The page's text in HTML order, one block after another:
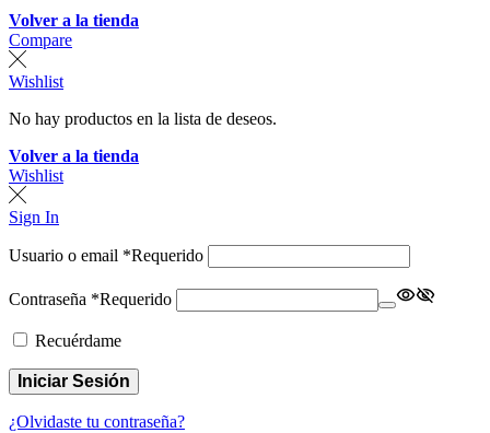
Volver a la tienda
Compare
Wishlist
No hay productos en la lista de deseos.
Volver a la tienda
Wishlist
Sign In
Usuario o email *Requerido
Contraseña *Requerido
Recuérdame
Iniciar Sesión
¿Olvidaste tu contraseña?